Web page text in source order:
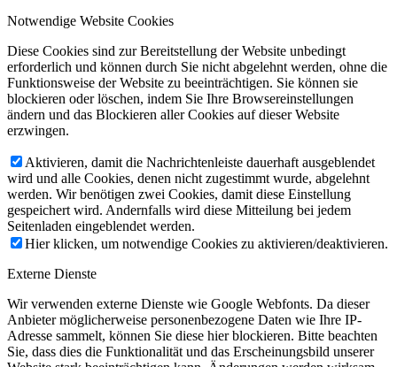
Notwendige Website Cookies
Diese Cookies sind zur Bereitstellung der Website unbedingt
erforderlich und können durch Sie nicht abgelehnt werden, ohne die
Funktionsweise der Website zu beeinträchtigen. Sie können sie
blockieren oder löschen, indem Sie Ihre Browsereinstellungen
ändern und das Blockieren aller Cookies auf dieser Website
erzwingen.
Aktivieren, damit die Nachrichtenleiste dauerhaft ausgeblendet
wird und alle Cookies, denen nicht zugestimmt wurde, abgelehnt
werden. Wir benötigen zwei Cookies, damit diese Einstellung
gespeichert wird. Andernfalls wird diese Mitteilung bei jedem
Seitenladen eingeblendet werden.
Hier klicken, um notwendige Cookies zu aktivieren/deaktivieren.
Externe Dienste
Wir verwenden externe Dienste wie Google Webfonts. Da dieser
Anbieter möglicherweise personenbezogene Daten wie Ihre IP-
Adresse sammelt, können Sie diese hier blockieren. Bitte beachten
Sie, dass dies die Funktionalität und das Erscheinungsbild unserer